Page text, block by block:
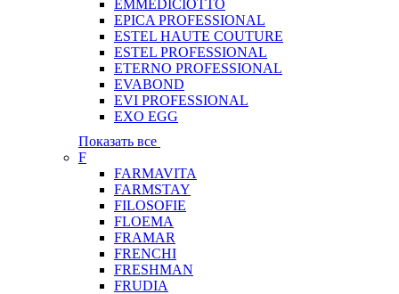
EMMEDICIOTTO
EPICA PROFESSIONAL
ESTEL HAUTE COUTURE
ESTEL PROFESSIONAL
ETERNO PROFESSIONAL
EVABOND
EVI PROFESSIONAL
EXO EGG
Показать все
F
FARMAVITA
FARMSTAY
FILOSOFIE
FLOEMA
FRAMAR
FRENCHI
FRESHMAN
FRUDIA